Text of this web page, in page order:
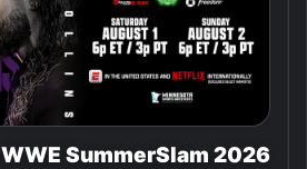
WWE SummerSlam 2026